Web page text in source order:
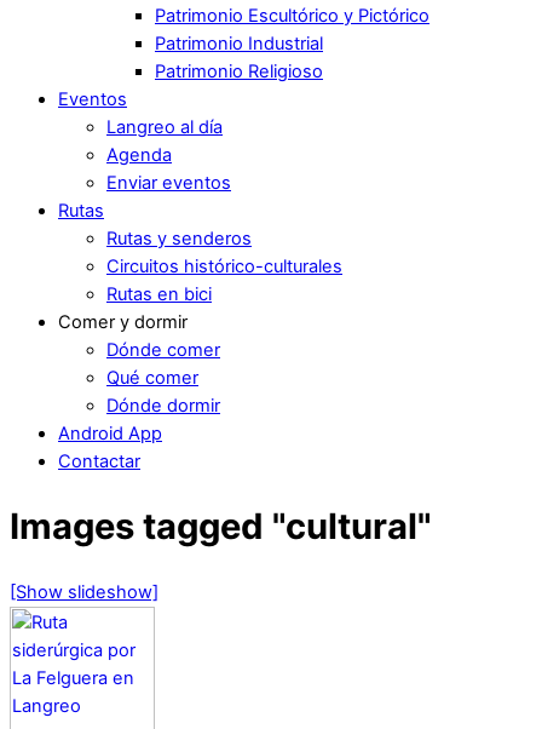
Patrimonio Escultórico y Pictórico
Patrimonio Industrial
Patrimonio Religioso
Eventos
Langreo al día
Agenda
Enviar eventos
Rutas
Rutas y senderos
Circuitos histórico-culturales
Rutas en bici
Comer y dormir
Dónde comer
Qué comer
Dónde dormir
Android App
Contactar
Images tagged "cultural"
[Show slideshow]